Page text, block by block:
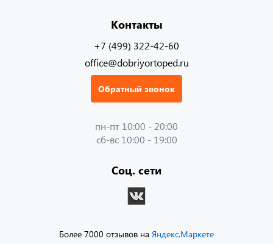
Более 7000 отзывов на Яндекс.Маркете
Контакты
+7 (499) 322-42-60
office@dobriyortoped.ru
Обратный звонок
пн-пт 10:00 - 20:00
сб-вс 10:00 - 19:00
Соц. сети